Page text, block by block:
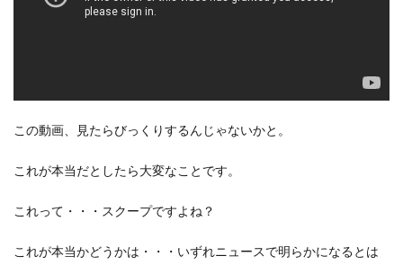
この動画、見たらびっくりするんじゃないかと。
これが本当だとしたら大変なことです。
これって・・・スクープですよね？
これが本当かどうかは・・・いずれニュースで明らかになるとは